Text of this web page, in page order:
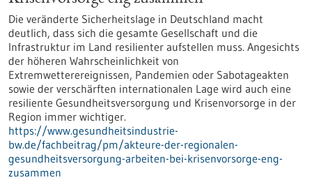
Die veränderte Sicherheitslage in Deutschland macht
deutlich, dass sich die gesamte Gesellschaft und die
Infrastruktur im Land resilienter aufstellen muss. Angesichts
der höheren Wahrscheinlichkeit von
Extremwetterereignissen, Pandemien oder Sabotageakten
sowie der verschärften internationalen Lage wird auch eine
resiliente Gesundheitsversorgung und Krisenvorsorge in der
Region immer wichtiger.
https://www.gesundheitsindustrie-
bw.de/fachbeitrag/pm/akteure-der-regionalen-
gesundheitsversorgung-arbeiten-bei-krisenvorsorge-eng-
zusammen